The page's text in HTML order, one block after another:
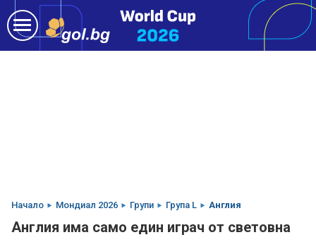
Начало Мондиал 2026 Групи Група L Англия
Англия има само един играч от световна